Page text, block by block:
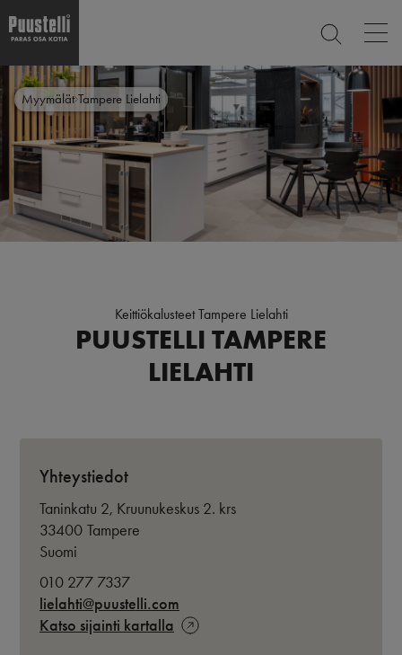
Hyppää
pääsisältöön
SULJE
Main
menu
fi
Myymälät Tampere Lielahti
PUUSTELLI TAMPERE
LIELAHTI
Keittiökalusteet Tampere Lielahti
Yhteystiedot
Taninkatu 2, Kruunukeskus 2. krs
33400 Tampere
Suomi
010 277 7337
lielahti@puustelli.com
Katso sijainti kartalla